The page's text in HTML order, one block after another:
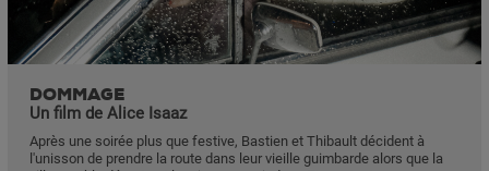
DOMMAGE
Un film de Alice Isaaz
Après une soirée plus que festive, Bastien et Thibault décident à
l'unisson de prendre la route dans leur vieille guimbarde alors que la